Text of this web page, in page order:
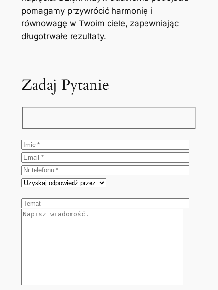
pomagamy przywrócić harmonię i
równowagę w Twoim ciele, zapewniając
długotrwałe rezultaty.
Zadaj Pytanie